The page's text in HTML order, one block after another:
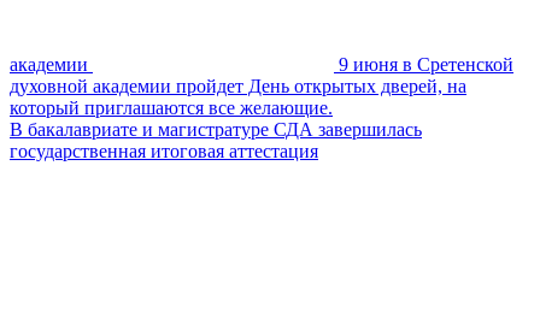
академии
9 июня в Сретенской
духовной академии пройдет День открытых дверей, на
который приглашаются все желающие.
В бакалавриате и магистратуре СДА завершилась
государственная итоговая аттестация